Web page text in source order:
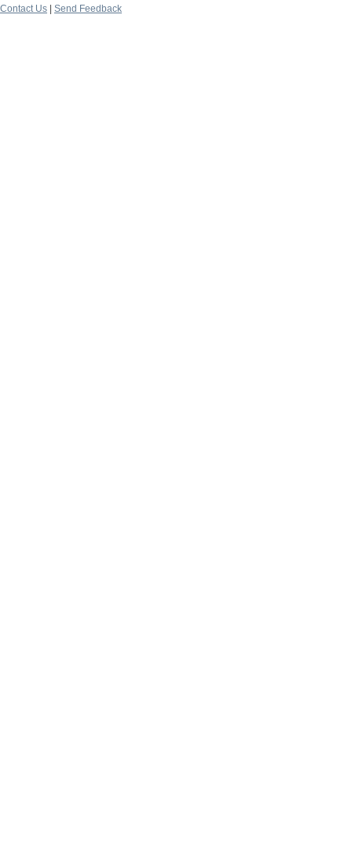
Contact Us
Send Feedback